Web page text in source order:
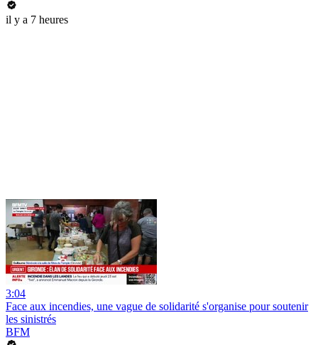
il y a 7 heures
3:04
Face aux incendies, une vague de solidarité s'organise pour soutenir
les sinistrés
BFM